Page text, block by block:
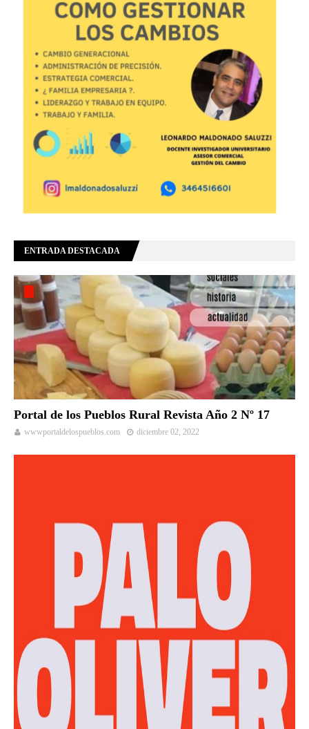
ENTRADA DESTACADA
Portal de los Pueblos Rural Revista Año 2 Nº 17
wwwportaldelospueblos.com diciembre 02, 2022